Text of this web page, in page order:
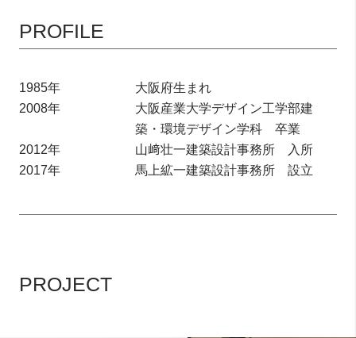
PROFILE
1985年
大阪府生まれ
2008年
大阪産業大学デザイン工学部建
築・環境デザイン学科 卒業
2012年
山﨑壮一建築設計事務所 入所
2017年
馬上絋一建築設計事務所 設立
PROJECT